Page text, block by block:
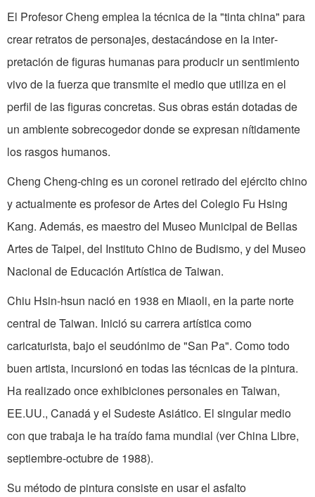
El Profesor Cheng emplea la técnica de la "tinta china" para
crear retratos de personajes, destacándose en la inter­
pretación de figuras humanas para producir un sentimiento
vivo de la fuerza que transmite el medio que utiliza en el
perfil de las figuras concretas. Sus obras están dotadas de
un ambiente sobrecogedor don­de se expresan nítidamente
los rasgos hu­manos.
Cheng Cheng-ching es un coronel retirado del ejército chino
y actualmente es profesor de Artes del Colegio Fu Hsing
Kang. Además, es maestro del Museo Municipal de Bellas
Artes de Taipei, del Instituto Chino de Budismo, y del Museo
Nacional de Educación Artística de Taiwan.
Chiu Hsin-hsun nació en 1938 en Miaoli, en la parte norte
central de Taiwan. Inició su carrera artística como
caricaturista, bajo el seudónimo de "San Pa". Como to­do
buen artista, incursionó en todas las técnicas de la pintura.
Ha realizado once exhibiciones personales en Taiwan,
EE.UU., Canadá y el Sudeste Asiático. El singular medio
con que trabaja le ha traído fama mundial (ver China Libre,
septiembre­-octubre de 1988).
Su método de pintura consiste en usar el asfalto